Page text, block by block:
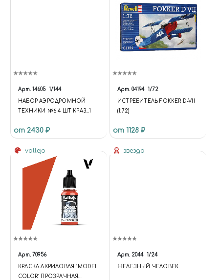
Арт. 14605 1/144
НАБОР АЭРОДРОМНОЙ
ТЕХНИКИ №6 4 ШТ КРАЗ_1
от 2430 ₽
Арт. 04194 1/72
ИСТРЕБИТЕЛЬ FOKKER D-VII
(1:72)
от 1128 ₽
vallejo
Арт. 70956
КРАСКА АКРИЛОВАЯ `MODEL
COLOR` ПРОЗРАЧНАЯ
звезда
Арт. 2044 1/24
ЖЕЛЕЗНЫЙ ЧЕЛОВЕК